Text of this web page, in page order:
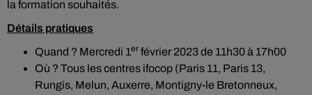
la formation souhaités.
Détails pratiques
Quand ? Mercredi 1er février 2023 de 11h30 à 17h00
Où ? Tous les centres ifocop (Paris 11, Paris 13,
Rungis, Melun, Auxerre, Montigny-le Bretonneux,